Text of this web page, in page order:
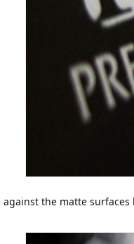
the matte